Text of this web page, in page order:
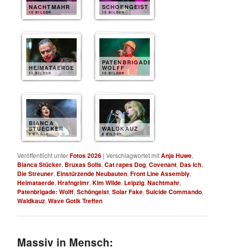
NACHTMAHR
10 BILDER
SCHOENGEIST
10 BILDER
HEIMATAERDE
10 BILDER
PATENBRIGADE
WOLFF
10 BILDER
BIANCA
STUECKER
9 BILDER
WALDKAUZ
8 BILDER
Veröffentlicht unterFotos 2026 |Verschlagwortet mitAnja Huwe,
Bianca Stücker, Bruxas Solis,Cat rapes Dog,Covenant, Das Ich,
Die Streuner, Einstürzende Neubauten,Front Line Assembly,
Heimataerde,Hrafngrimr,Kim Wilde, Leipzig,Nachtmahr,
Patenbrigade: Wolff,Schöngeist,Solar Fake,Suicide Commando,
Waldkauz,Wave Gotik Treffen
Massiv in Mensch: